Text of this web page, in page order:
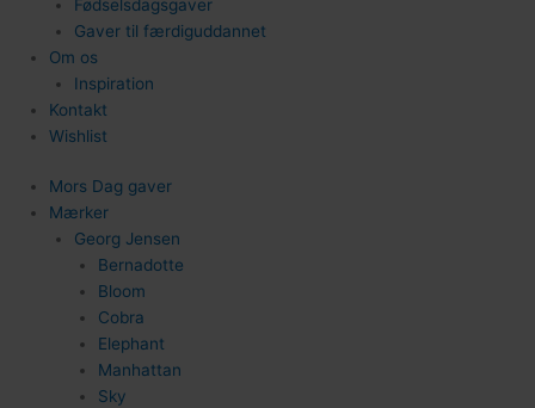
102
Fødselsdagsgaver
Gaver til færdiguddannet
Om os
Inspiration
Kontakt
Wishlist
Mors Dag gaver
Mærker
Georg Jensen
Bernadotte
Bloom
Cobra
Elephant
Manhattan
Sky